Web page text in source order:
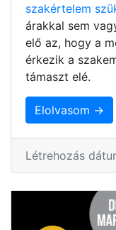
szakértelem
árakkal sem
elő az, hogy a
érkezik a
támaszt elé.
Elolvasom →
Létrehozás